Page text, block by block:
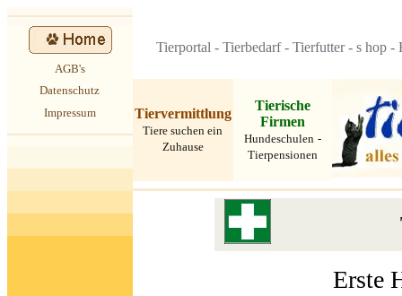
AGB's
Datenschutz
Impressum
Tierportal -Tierbedarf -Tierfutter -s hop -
Tiervermittlung
Tiere suchen ein
Zuhause
Tierische
Firmen
Hundeschulen -
Tierpensionen
Erste